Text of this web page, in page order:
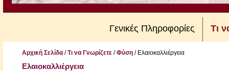
Γενικές Πληροφορίες Τι
Αρχική Σελίδα/Τι να Γνωρίζετε/Φύση/ Ελαιοκαλλιέργεια
Ελαιοκαλλιέργεια